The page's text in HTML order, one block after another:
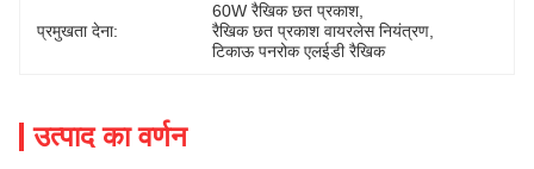
प्रमुखता देना:
60W रैखिक छत प्रकाश
रैखिक छत प्रकाश वायरलेस नियंत्रण
टिकाऊ पनरोक एलईडी रैखिक
उत्पाद का वर्णन